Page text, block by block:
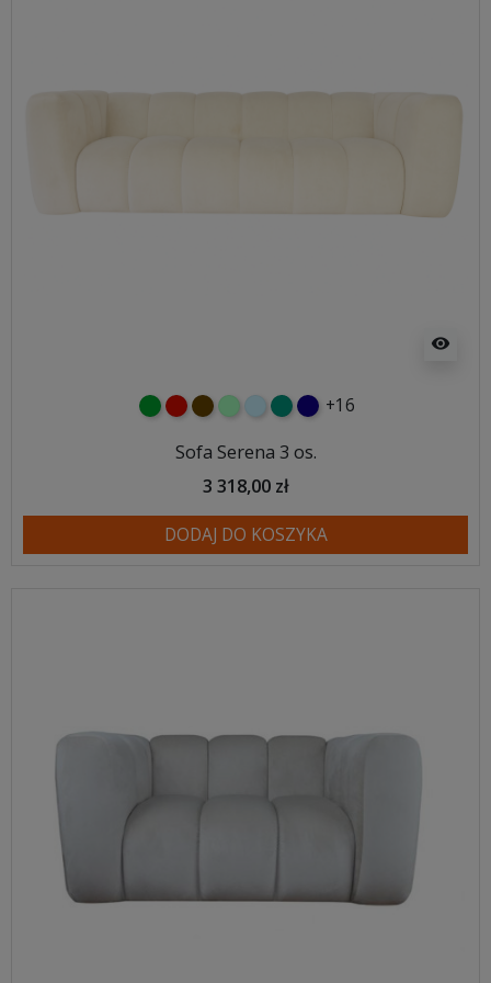
visibility
zielonyczerwony
czekoladowy
miętowybłękitnyturkusowy
granatowy
+16
Sofa Serena 3 os.
3 318,00 zł
DODAJ DO KOSZYKA